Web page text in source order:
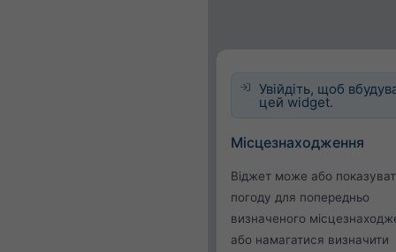
Увійдіть, щоб
цей widget.
Місцезнаходження
Віджет може або
погоду для попередньо
визначеного
або намагатися визначити